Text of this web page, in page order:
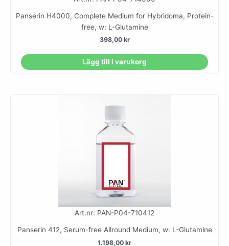
Panserin H4000, Complete Medium for Hybridoma, Protein-
free, w: L-Glutamine
398,00 kr
Lägg till i varukorg
Art.nr: PAN-P04-710412
Panserin 412, Serum-free Allround Medium, w: L-Glutamine
1.198,00 kr